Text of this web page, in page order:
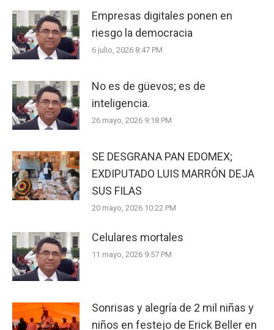
Empresas digitales ponen en
riesgo la democracia
6 julio, 2026 8:47 PM
No es de güevos; es de
inteligencia.
26 mayo, 2026 9:18 PM
SE DESGRANA PAN EDOMEX;
EXDIPUTADO LUIS MARRÓN DEJA
SUS FILAS
20 mayo, 2026 10:22 PM
Celulares mortales
11 mayo, 2026 9:57 PM
Sonrisas y alegría de 2 mil niñas y
niños en festejo de Erick Beller en